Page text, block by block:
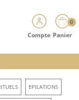
Compte
0
Panier
EPILATIONS